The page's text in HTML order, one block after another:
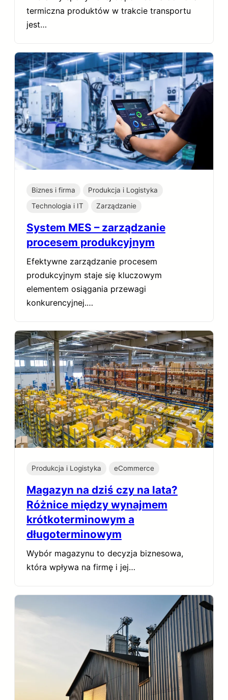
termiczna produktów w trakcie transportu
jest…
Biznes i firma
Produkcja i Logistyka
Technologia i IT
Zarządzanie
System MES – zarządzanie
procesem produkcyjnym
Efektywne zarządzanie procesem
produkcyjnym staje się kluczowym
elementem osiągania przewagi
konkurencyjnej.…
Produkcja i Logistyka eCommerce
Magazyn na dziś czy na lata?
Różnice między wynajmem
krótkoterminowym a
długoterminowym
Wybór magazynu to decyzja biznesowa,
która wpływa na firmę i jej…